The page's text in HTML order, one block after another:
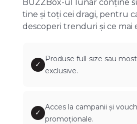
BUZZBox-ul lunar conține
tine și toți cei dragi, pentru
descoperi trenduri și ce mai
✓
Produse full-size sau
exclusive.
✓
Acces la campanii și
promoționale.